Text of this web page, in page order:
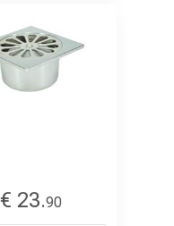
€ 23.90